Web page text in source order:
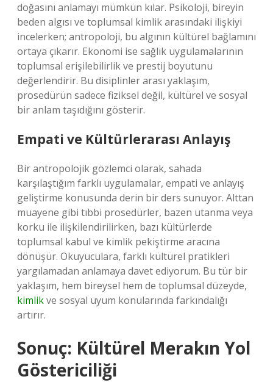
doğasını anlamayı mümkün kılar. Psikoloji, bireyin
beden algısı ve toplumsal kimlik arasındaki ilişkiyi
incelerken; antropoloji, bu algının kültürel bağlamını
ortaya çıkarır. Ekonomi ise sağlık uygulamalarının
toplumsal erişilebilirlik ve prestij boyutunu
değerlendirir. Bu disiplinler arası yaklaşım,
prosedürün sadece fiziksel değil, kültürel ve sosyal
bir anlam taşıdığını gösterir.
Empati ve Kültürlerarası Anlayış
Bir antropolojik gözlemci olarak, sahada
karşılaştığım farklı uygulamalar, empati ve anlayış
geliştirme konusunda derin bir ders sunuyor. Alttan
muayene gibi tıbbi prosedürler, bazen utanma veya
korku ile ilişkilendirilirken, bazı kültürlerde
toplumsal kabul ve kimlik pekiştirme aracına
dönüşür. Okuyuculara, farklı kültürel pratikleri
yargılamadan anlamaya davet ediyorum. Bu tür bir
yaklaşım, hem bireysel hem de toplumsal düzeyde,
kimlikve sosyal uyum konularında farkındalığı
artırır.
Sonuç: Kültürel Merakın Yol
Göstericiliği